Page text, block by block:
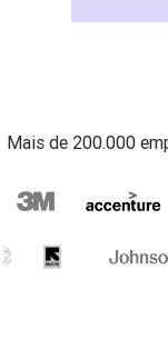
Mais de 200.000